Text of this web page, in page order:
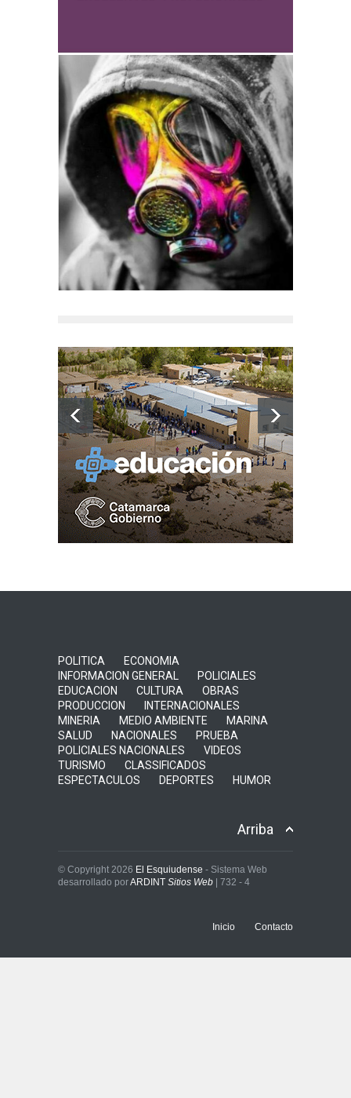
POLITICA
ECONOMIA
INFORMACION GENERAL
POLICIALES
EDUCACION
CULTURA
OBRAS
PRODUCCION
INTERNACIONALES
MINERIA
MEDIO AMBIENTE
MARINA
SALUD
NACIONALES
PRUEBA
POLICIALES NACIONALES
VIDEOS
TURISMO
CLASSIFICADOS
ESPECTACULOS
DEPORTES HUMOR
Arriba
© Copyright 2026 El Esquiudense - Sistema Web
desarrollado porARDINT Sitios Web | 732 - 4
Inicio Contacto